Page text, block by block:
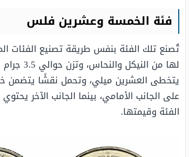
فئة الخمسة وعشرين فلس
تُصنع تلك الفئة بنفس طريقة تصنيع الفئات
لها من
يتخطى العشرين ميلي، وتحمل نقشًا يتضمن
على الجانب الأمامي، بينما الجانب الآخر
الفئة وقيمتها.